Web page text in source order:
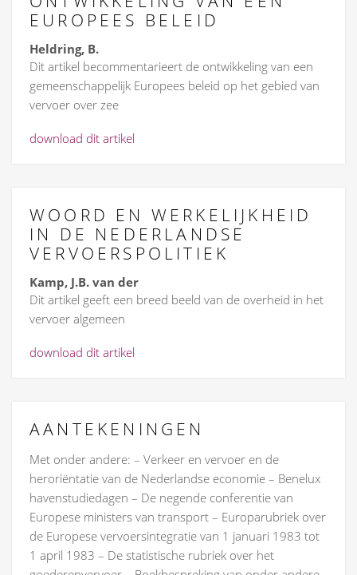
EUROPEES BELEID
Heldring, B.
Dit artikel becommentarieert de ontwikkeling van een
gemeenschappelijk Europees beleid op het gebied van
vervoer over zee
download dit artikel
WOORD EN WERKELIJKHEID
IN DE NEDERLANDSE
VERVOERSPOLITIEK
Kamp, J.B. van der
Dit artikel geeft een breed beeld van de overheid in het
vervoer algemeen
download dit artikel
AANTEKENINGEN
Met onder andere: – Verkeer en vervoer en de
heroriëntatie van de Nederlandse economie – Benelux
havenstudiedagen – De negende conferentie van
Europese ministers van transport – Europarubriek over
de Europese vervoersintegratie van 1 januari 1983 tot
1 april 1983 – De statistische rubriek over het